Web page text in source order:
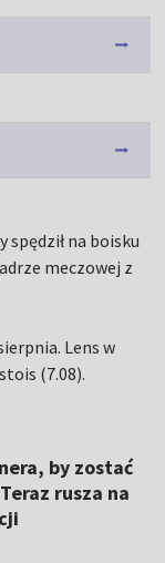
spędził na boisku
meczowej z
Lens w
(7.08).
by zostać
rusza na